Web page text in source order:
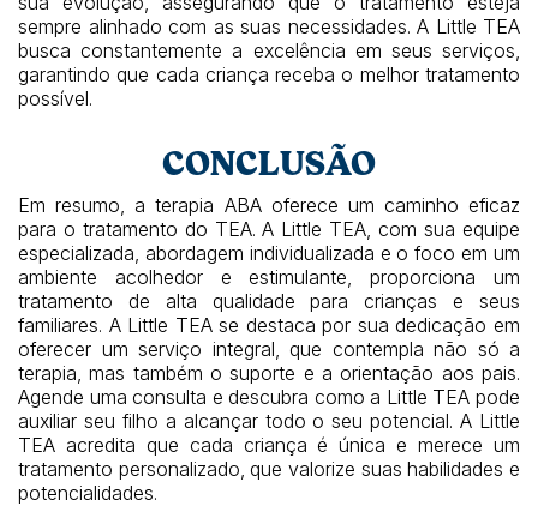
sempre alinhado com as suas necessidades. A Little TEA
busca constantemente a excelência em seus serviços,
garantindo que cada criança receba o melhor tratamento
possível.
CONCLUSÃO
Em resumo, a terapia ABA oferece um caminho eficaz
para o tratamento do TEA. A Little TEA, com sua equipe
especializada, abordagem individualizada e o foco em um
ambiente acolhedor e estimulante, proporciona um
tratamento de alta qualidade para crianças e seus
familiares. A Little TEA se destaca por sua dedicação em
oferecer um serviço integral, que contempla não só a
terapia, mas também o suporte e a orientação aos pais.
Agende uma consulta e descubra como a Little TEA pode
auxiliar seu filho a alcançar todo o seu potencial. A Little
TEA acredita que cada criança é única e merece um
tratamento personalizado, que valorize suas habilidades e
potencialidades.